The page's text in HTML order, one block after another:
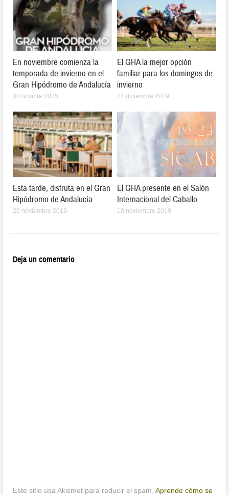
En noviembre comienza la
temporada de invierno en el
Gran Hipódromo de Andalucía
30 octubre 2025
El GHA la mejor opción
familiar para los domingos de
invierno
24 diciembre 2019
Esta tarde, disfruta en el Gran
Hipódromo de Andalucía
20 noviembre 2019
El GHA presente en el Salón
Internacional del Caballo
18 noviembre 2019
Deja un comentario
Este sitio usa Akismet para reducir el spam.Aprende cómo se